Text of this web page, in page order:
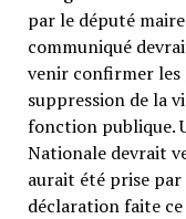
par le député
communiqué
venir confirmer les
suppression de la
fonction publique.
Nationale devrait
aurait été prise
déclaration faite